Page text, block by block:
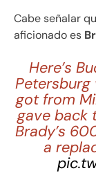
Cabe señalar
aficionado es
Here’s
Petersburg
got from
gave back
Brady’s
a